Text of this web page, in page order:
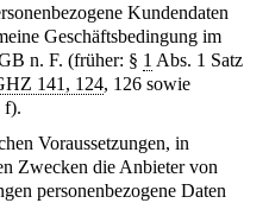
Kundendaten
Geschäftsbedingung im
n. F. (früher: § 1 Abs. 1 Satz
141, 124, 126 sowie
f).
Voraussetzungen, in
Zwecken die Anbieter von
personenbezogene Daten